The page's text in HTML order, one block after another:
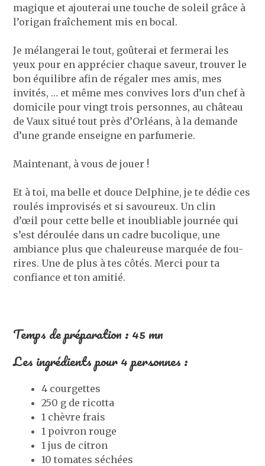
magique et ajouterai une touche de soleil grâce à
l’origan fraîchement mis en bocal.
Je mélangerai le tout, goûterai et fermerai les
yeux pour en apprécier chaque saveur, trouver le
bon équilibre afin de régaler mes amis, mes
invités, … et même mes convives lors d’un chef à
domicile pour vingt trois personnes, au château
de Vaux situé tout près d’Orléans, à la demande
d’une grande enseigne en parfumerie.
Maintenant, à vous de jouer !
Et à toi, ma belle et douce Delphine, je te dédie ces
roulés improvisés et si savoureux. Un clin
d’œil pour cette belle et inoubliable journée qui
s’est déroulée dans un cadre bucolique, une
ambiance plus que chaleureuse marquée de fou-
rires. Une de plus à tes côtés. Merci pour ta
confiance et ton amitié.
Temps de préparation : 45 mn
Les ingrédients pour 4 personnes :
4 courgettes
250 g de ricotta
1 chèvre frais
1 poivron rouge
1 jus de citron
10 tomates séchées